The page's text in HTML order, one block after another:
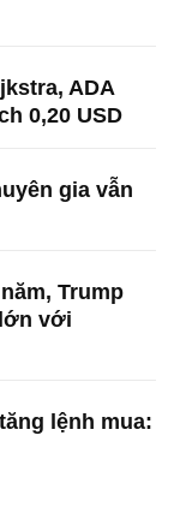
ADA
0,20 USD
gia vẫn
Trump
với
lệnh mua: